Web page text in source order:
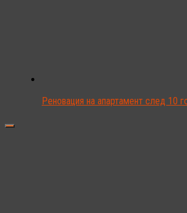
Реновация на апартамент след 10